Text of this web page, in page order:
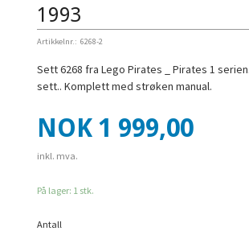
1993
Artikkelnr.: 6268-2
Sett 6268 fra Lego Pirates _ Pirates 1
sett.. Komplett med strøken manual.
Pris
NOK 1 999,00
inkl. mva.
På lager: 1 stk.
Antall